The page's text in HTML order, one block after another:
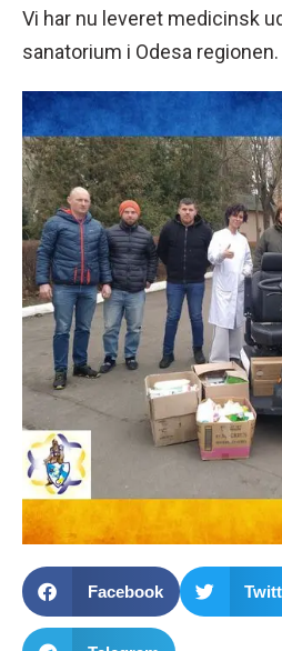
Vi har nu leveret medicinsk
sanatorium i Odesa regionen.
Facebook